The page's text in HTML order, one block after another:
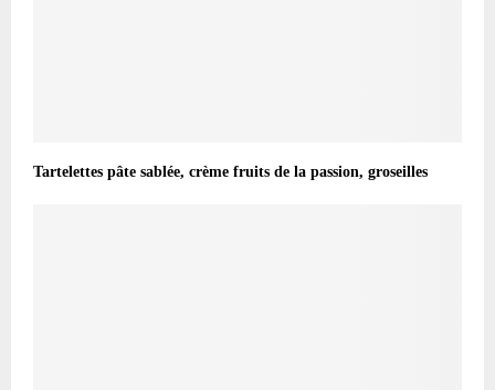
Tartelettes pâte sablée, crème fruits de la passion, groseilles